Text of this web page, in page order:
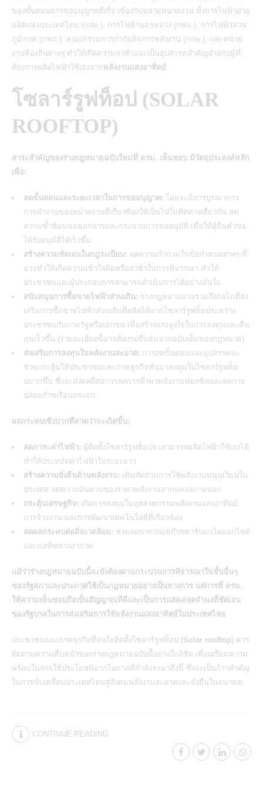
ของขั้นตอนการขออนุญาตที่เกี่ยวข้องกับหลายหน่วยงาน ทั้งการไฟฟ้าฝ่าย
ผลิตแห่งประเทศไทย (กฟผ.), การไฟฟ้านครหลวง (กฟน.), การไฟฟ้าส่วน
ภูมิภาค (กฟภ.), คณะกรรมการกำกับกิจการพลังงาน (กกพ.), และหน่วย
งานท้องถิ่นต่างๆ ทำให้เกิดความล่าช้าและเป็นอุปสรรคสำคัญสำหรับผู้ที่
ต้องการผลิตไฟฟ้าใช้เองจากพลังงานแสงอาทิตย์
โซลาร์รูฟท็อป (SOLAR
ROOFTOP)
สาระสำคัญของร่างกฎหมายฉบับใหม่ที่ ครม. เห็นชอบ มีวัตถุประสงค์หลัก
เพื่อ:
ลดขั้นตอนและระยะเวลาในการขออนุญาต: โดยจะมีการบูรณาการ
การทำงานของหน่วยงานที่เกี่ยวข้องให้เป็นไปในทิศทางเดียวกัน ลด
ความซ้ำซ้อนของเอกสารและกระบวนการขออนุมัติ เพื่อให้ผู้ยื่นคำขอ
ได้รับอนุมัติได้เร็วขึ้น
สร้างความชัดเจนในกฎระเบียบ: ลดความกำกวมในข้อกำหนดต่างๆ ที่
อาจทำให้เกิดความเข้าใจผิดหรือล่าช้าในการพิจารณา ทำให้
ประชาชนและผู้ประกอบการสามารถดำเนินการได้อย่างมั่นใจ
สนับสนุนการซื้อขายไฟฟ้าส่วนเกิน: ร่างกฎหมายอาจรวมถึงกลไกที่ส่ง
เสริมการซื้อขายไฟฟ้าส่วนเกินที่ผลิตได้จากโซลาร์รูฟท็อประหว่าง
ประชาชนกับภาครัฐหรือเอกชน เพื่อสร้างแรงจูงใจในการลงทุนและคืน
ทุนเร็วขึ้น (รายละเอียดนี้อาจต้องรอยืนยันจากฉบับเต็มของกฎหมาย)
ส่งเสริมการลงทุนในพลังงานสะอาด: การลดขั้นตอนและอุปสรรคจะ
ช่วยกระตุ้นให้ประชาชนและภาคธุรกิจหันมาลงทุนในโซลาร์รูฟท็อ
ปมากขึ้น ซึ่งจะส่งผลดีต่อการลดการพึ่งพาพลังงานฟอสซิลและลดการ
ปล่อยก๊าซเรือนกระจก
ผลกระทบเชิงบวกที่คาดว่าจะเกิดขึ้น:
ลดภาระค่าไฟฟ้า: ผู้ติดตั้งโซลาร์รูฟท็อปจะสามารถผลิตไฟฟ้าใช้เองได้
ทำให้ประหยัดค่าไฟฟ้าในระยะยาว
สร้างความยั่งยืนด้านพลังงาน: เพิ่มสัดส่วนการใช้พลังงานหมุนเวียนใน
ประเทศ ลดความผันผวนของราคาพลังงานจากแหล่งภายนอก
กระตุ้นเศรษฐกิจ: เกิดการลงทุนในอุตสาหกรรมพลังงานแสงอาทิตย์
การจ้างงาน และการพัฒนาเทคโนโลยีที่เกี่ยวข้อง
ลดผลกระทบต่อสิ่งแวดล้อม: ช่วยลดการปล่อยก๊าซคาร์บอนไดออกไซด์
และมลพิษทางอากาศ
แม้ว่าร่างกฎหมายฉบับนี้จะยังต้องผ่านกระบวนการพิจารณาในชั้นอื่นๆ
ของรัฐสภาและประกาศใช้เป็นกฎหมายอย่างเป็นทางการ แต่การที่ ครม.
ให้ความเห็นชอบถือเป็นสัญญาณที่ดีและเป็นการแสดงเจตจำนงที่ชัดเจน
ของรัฐบาลในการส่งเสริมการใช้พลังงานแสงอาทิตย์ ในประเทศไทย
ประชาชนและภาคธุรกิจที่สนใจติดตั้งโซลาร์รูฟท็อป (Solar rooftop) ควร
ติดตามความคืบหน้าของร่างกฎหมายฉบับนี้อย่างใกล้ชิด เพื่อเตรียมความ
พร้อมในการใช้ประโยชน์จากโอกาสที่กำลังจะมาถึงนี้ ซึ่งจะเป็นก้าวสำคัญ
ในการขับเคลื่อนประเทศไทยสู่สังคมพลังงานสะอาดและยั่งยืนในอนาคต.
CONTINUE READING